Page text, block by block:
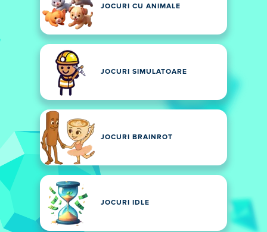
JOCURI CU ANIMALE
JOCURI SIMULATOARE
JOCURI BRAINROT
JOCURI IDLE